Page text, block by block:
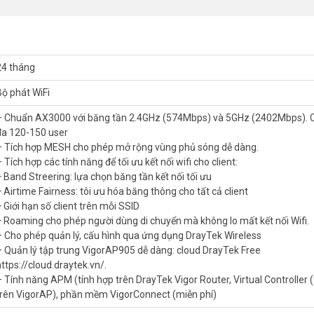
Controller (tích hợp trên VigorAP), phần mềm VigorConnect (miễn
định khi tất cả cùng dùng mạng một lúc không?
80-100 thiết bị kết nối. Airtime Fairness phân chia băng thông
cà phê, hội trường hoặc văn phòng có lượng người dùng đông
để mở rộng vùng phủ sóng?
truyền tốt nhất giữa các node. Người dùng di chuyển trong không
cho mặt bằng nhiều phòng hoặc nhiều tầng cần phủ sóng đều khắp
được cho thiết bị nào khác không?
tháng
phát WiFi
Chuẩn AX3000 với băng tần 2.4GHz (574Mbps) và 5GHz (2402Mbps).
120-150 user
Tích hợp MESH cho phép mở rộng vùng phủ sóng dễ dàng.
Tích hợp các tính năng để tối ưu kết nối wifi cho client:
Band Streering: lựa chọn băng tần kết nối tối ưu
Airtime Fairness: tôi ưu hóa băng thông cho tất cả client
Giới hạn số client trên mỗi SSID
Roaming cho phép người dùng di chuyển mà không lo mất kết nối Wifi.
Cho phép quản lý, cấu hình qua ứng dụng DrayTek Wireless
Quản lý tập trung VigorAP905 dễ dàng: cloud DrayTek Free
cloud.draytek.vn/.
Tính năng APM (tính hợp trên DrayTek Vigor Router, Virtual Controller
VigorAP), phần mềm VigorConnect (miễn phí)